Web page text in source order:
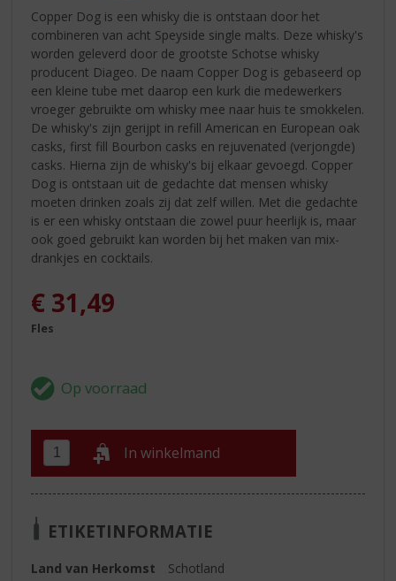
Copper Dog is een whisky die is ontstaan door het
combineren van acht Speyside single malts. Deze whisky's
worden geleverd door de grootste Schotse whisky
producent Diageo. De naam Copper Dog is gebaseerd op
een kleine tube met daarop een kurk die medewerkers
vroeger gebruikte om whisky mee naar huis te smokkelen.
De whisky's zijn gerijpt in refill American en European oak
casks, first fill Bourbon casks en rejuvenated (verjongde)
casks. Hierna zijn de whisky's bij elkaar gevoegd. Copper
Dog is ontstaan uit de gedachte dat mensen whisky
moeten drinken zoals zij dat zelf willen. Met die gedachte
is er een whisky ontstaan die zowel puur heerlijk is, maar
ook goed gebruikt kan worden bij het maken van mix-
drankjes en cocktails.
€ 31,49
Fles
In winkelmand
ETIKETINFORMATIE
Land van Herkomst
Schotland